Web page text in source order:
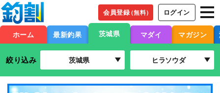
会員登録（無料） ログイン
ホーム 最新釣果 茨城県 マダイ マガジン
絞り込み 茨城県 ヒラソウダ